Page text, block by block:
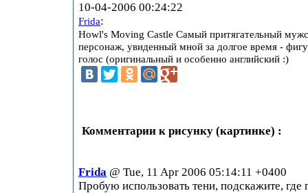
10-04-2006 00:24:22
Frida:
Howl's Moving Castle Самый притягательный
персонаж, увиденный мной за долгое время -
голос (оригинальный и особенно английский :)
Комментарии к рисунку (картинке) :
Frida @ Tue, 11 Apr 2006 05:14:11 +0400
Пробую использовать тени, подскажите, где